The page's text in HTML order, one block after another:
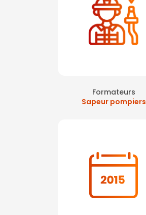
Formateurs
Sapeur pompiers